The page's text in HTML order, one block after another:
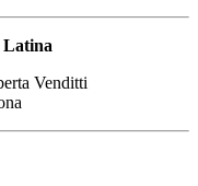
Latina
Venditti